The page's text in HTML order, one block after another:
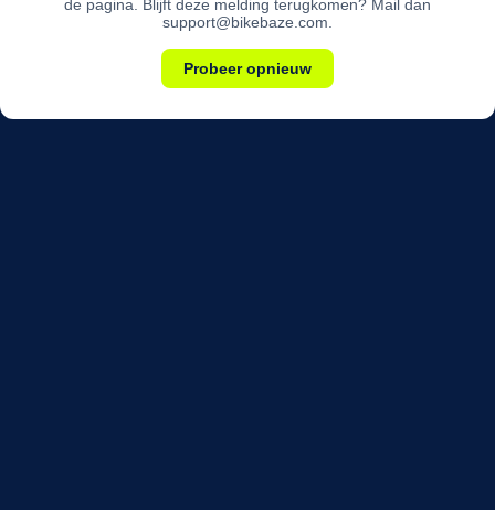
de pagina. Blijft deze melding terugkomen? Mail dan
support@bikebaze.com.
Probeer opnieuw